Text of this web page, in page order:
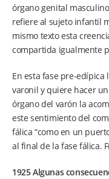
órgano genital
refiere al sujeto infantil
mismo texto esta
compartida igualmente
En esta fase pre-
varonil y quiere hacer
órgano del varón la
este sentimiento del
fálica “como en un
al final de la fase fálica.
1925 Algunas